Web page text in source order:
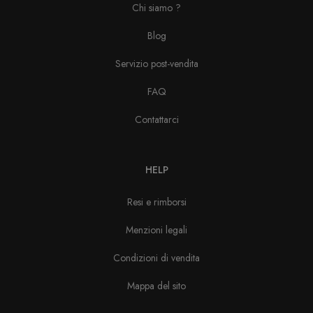
Chi siamo ?
Blog
Servizio post-vendita
FAQ
Contattarci
HELP
Resi e rimborsi
Menzioni legali
Condizioni di vendita
Mappa del sito